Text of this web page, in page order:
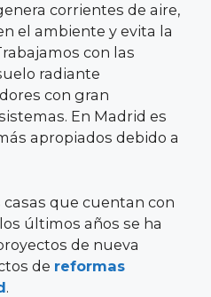
corrientes de aire,
el ambiente y evita la
con las
radiante
con gran
En Madrid es
apropiados debido a
casas que cuentan con
últimos años se ha
de nueva
de reformas
.